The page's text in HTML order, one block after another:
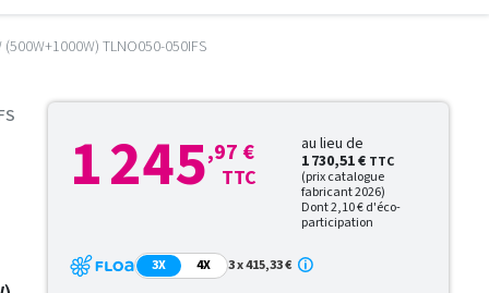
TLNO050-050IFS
1 245,97 €
TTC
au lieu de
1 730,51 € TTC
(prix catalogue
fabricant 2026)
Dont 2,10 € d'éco-
participation
3X 4X 3 x 415,33 €